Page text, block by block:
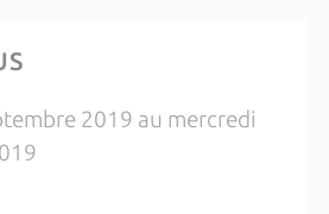
2019 au mercredi